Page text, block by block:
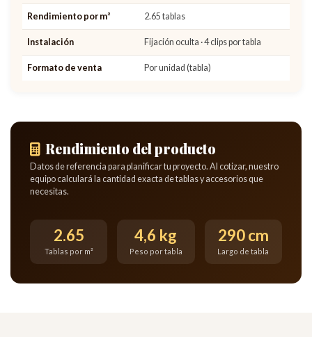
Rendimiento por m² 2.65 tablas
Instalación Fijación oculta · 4 clips por tabla
Formato de venta Por unidad (tabla)
Rendimiento del producto
Datos de referencia para planificar tu proyecto. Al cotizar, nuestro
equipo calculará la cantidad exacta de tablas y accesorios que
necesitas.
2.65
Tablas por m²
4,6 kg
Peso por tabla
290 cm
Largo de tabla